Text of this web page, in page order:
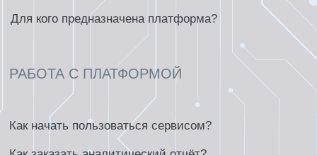
ФОРМА ОБРАТНОЙ
СВЯЗИ